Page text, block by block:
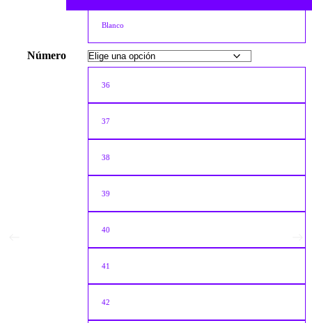
Blanco
Número
36
37
38
39
40
41
42